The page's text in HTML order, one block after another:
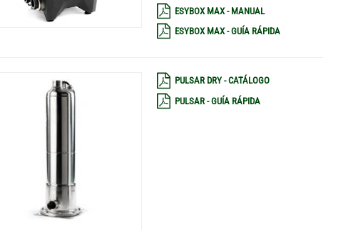
ESYBOX MAX - MANUAL
ESYBOX MAX - GUÍA RÁPIDA
PULSAR DRY - CATÁLOGO
PULSAR - GUÍA RÁPIDA